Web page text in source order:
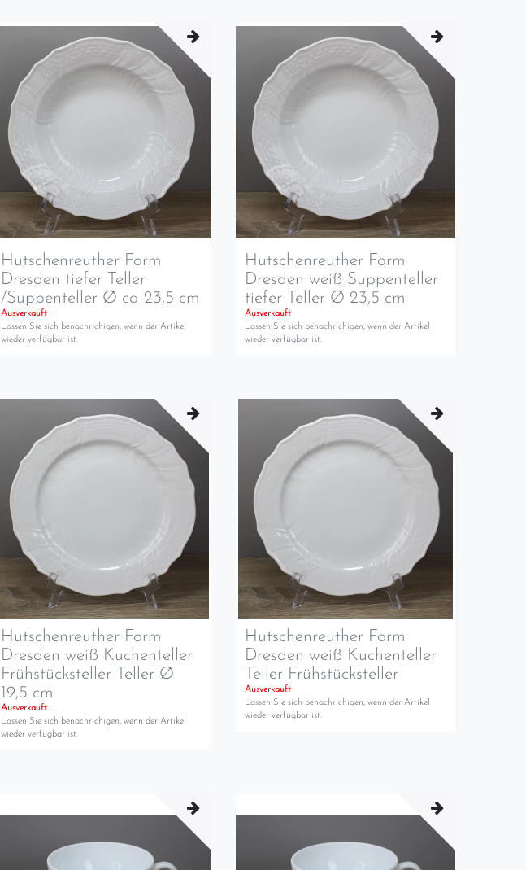
Hutschenreuther Form
Dresden tiefer Teller
/Suppenteller Ø ca 23,5 cm
Ausverkauft
Lassen Sie sich benachrichigen, wenn der Artikel
wieder verfügbar ist.
Hutschenreuther Form
Dresden weiß Suppenteller
tiefer Teller Ø 23,5 cm
Ausverkauft
Lassen Sie sich benachrichigen, wenn der Artikel
wieder verfügbar ist.
Hutschenreuther Form
Dresden weiß Kuchenteller
Frühstücksteller Teller Ø
19,5 cm
Ausverkauft
Lassen Sie sich benachrichigen, wenn der Artikel
wieder verfügbar ist.
Hutschenreuther Form
Dresden weiß Kuchenteller
Teller Frühstücksteller
Ausverkauft
Lassen Sie sich benachrichigen, wenn der Artikel
wieder verfügbar ist.